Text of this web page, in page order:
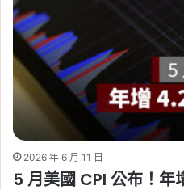
2026 年 6 月 11 日
5 月美國 CPI 公布！年